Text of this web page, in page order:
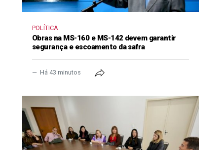
POLÍTICA
Obras na MS-160 e MS-142 devem garantir
segurança e escoamento da safra
Há 43 minutos